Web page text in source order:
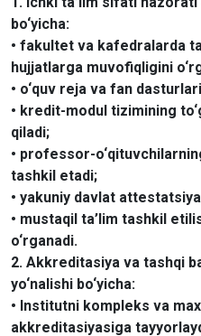
bo‘yicha:
• fakultet va kafedralarda
hujjatlarga muvofiqligini
• o‘quv reja va fan
• kredit-modul tizimining
qiladi;
• professor-
tashkil etadi;
• yakuniy davlat
• mustaqil ta’lim tashkil
o‘rganadi.
2. Akkreditasiya va tashqi
yo‘nalishi bo‘yicha:
• Institutni kompleks va
akkreditasiyasiga